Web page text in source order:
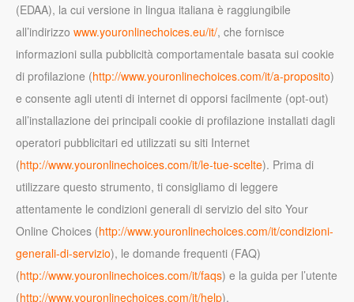
(EDAA), la cui versione in lingua italiana è raggiungibile
all’indirizzo www.youronlinechoices.eu/it/, che fornisce
informazioni sulla pubblicità comportamentale basata sui cookie
di profilazione (http://www.youronlinechoices.com/it/a-proposito)
e consente agli utenti di internet di opporsi facilmente (opt-out)
all’installazione dei principali cookie di profilazione installati dagli
operatori pubblicitari ed utilizzati su siti Internet
(http://www.youronlinechoices.com/it/le-tue-scelte). Prima di
utilizzare questo strumento, ti consigliamo di leggere
attentamente le condizioni generali di servizio del sito Your
Online Choices (http://www.youronlinechoices.com/it/condizioni-
generali-di-servizio), le domande frequenti (FAQ)
(http://www.youronlinechoices.com/it/faqs) e la guida per l’utente
(http://www.youronlinechoices.com/it/help).